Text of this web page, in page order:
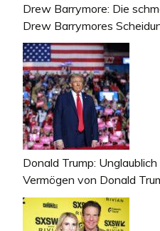
Drew Barrymore: Die
Drew Barrymores
Donald Trump:
Vermögen von Donald